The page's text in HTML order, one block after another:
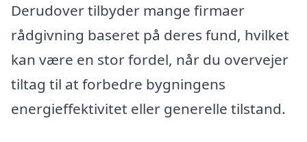
Derudover tilbyder mange firmaer
rådgivning baseret på deres fund, hvilket
kan være en stor fordel, når du overvejer
tiltag til at forbedre bygningens
energieffektivitet eller generelle tilstand.